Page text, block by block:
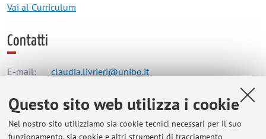
Questo sito web utilizza i cookie
Nel nostro sito utilizziamo sia cookie tecnici necessari per il suo
funzionamento, sia cookie e altri strumenti di tracciamento
Vai al Curriculum
Contatti
E-mail: claudia.livrieri@unibo.it
Dipartimento di Scienze Biomediche e Neuromotorie
Via Massarenti 9, Bologna - Vai alla mappa